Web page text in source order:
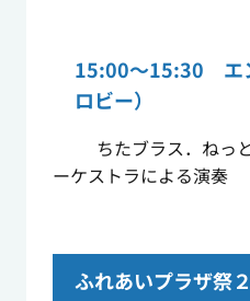
15:00～15:30 エ
ロビー）
ちたブラス．ねっ
ーケストラによる演奏
ふれあいプラザ祭